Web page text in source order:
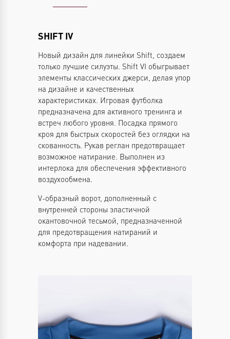
SHIFT IV
Новый дизайн для линейки Shift, создаем
только лучшие силуэты. Shift VI обыгрывает
элементы классических джерси, делая упор
на дизайне и качественных
характеристиках. Игровая футболка
предназначена для активного тренинга и
встреч любого уровня. Посадка прямого
кроя для быстрых скоростей без оглядки на
скованность. Рукав реглан предотвращает
возможное натирание. Выполнен из
интерлока для обеспечения эффективного
воздухообмена.
V-образный ворот, дополненный с
внутренней стороны эластичной
окантовочной тесьмой, предназначенной
для предотвращения натираний и
комфорта при надевании.